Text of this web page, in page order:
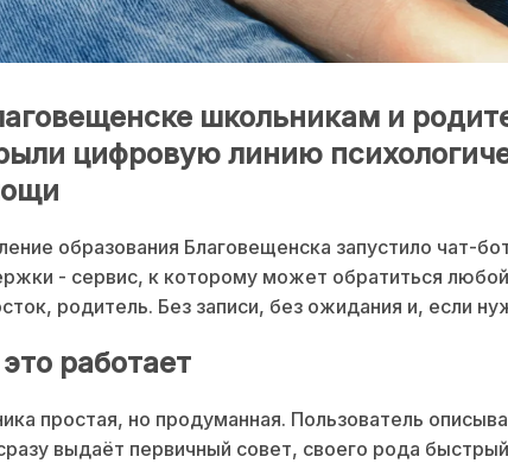
школьникам и
цифровую линию
образования Благовещенска запустило чат-
- сервис, к которому может обратиться
родитель. Без записи, без ожидания и, если
работает
простая, но продуманная. Пользователь
выдаёт первичный совет, своего рода